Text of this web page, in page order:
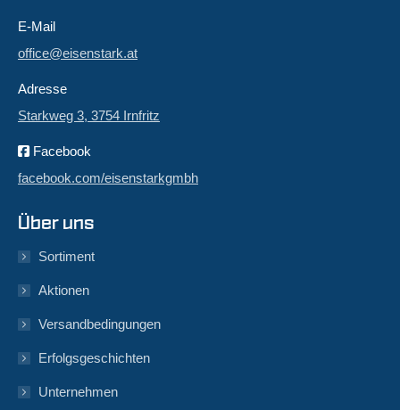
E-Mail
office@eisenstark.at
Adresse
Starkweg 3, 3754 Irnfritz
Facebook
facebook.com/eisenstarkgmbh
Über uns
Sortiment
Aktionen
Versandbedingungen
Erfolgsgeschichten
Unternehmen